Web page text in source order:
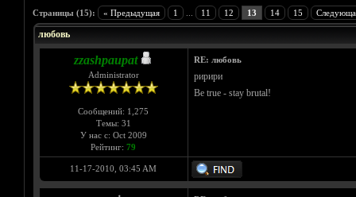
Страницы (15): « Предыдущая 1 11 12 13 14 15
Голосов: 0 - Средняя оценка: 0
1
2
3
4
5
любовь
zzashpaupat
Administrator
Сообщений: 1,275
Темы: 31
У нас с: Oct 2009
Рейтинг: 79
RE: любовь
ририри
Be true - stay brutal!
11-17-2010, 03:45 AM